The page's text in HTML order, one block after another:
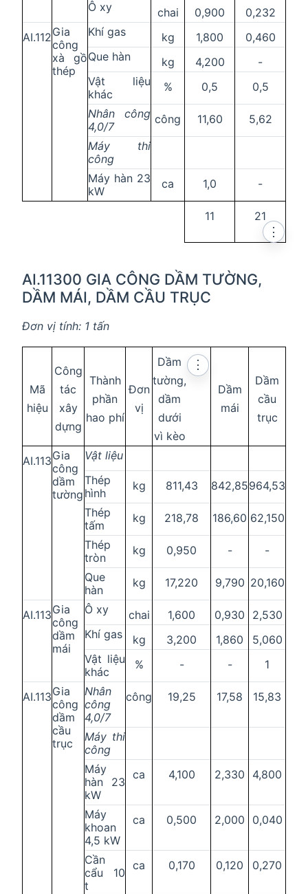
Ô xy chai 0,900
0,232
AI.112Gia
công
xà gồ
thép
Khí gas kg 1,800
0,460
Que hàn
kg 4,200
-
Vật liệu
khác
% 0,5
0,5
Nhân công
4,0/7
công 11,60
5,62
Máy thi
công
Máy hàn 23
kW
ca 1,0 -
11 21
AI.11300 GIA CÔNG DẦM TƯỜNG,
DẦM MÁI, DẦM CẦU TRỤC
⋮
Đơn vị tính: 1 tấn
Mã
hiệu
Công
tác
xây
dựng
Thành
phần
hao phí
Đơn
vị
Dầm
tường,
dầm
dưới
vì kèo
⋮
Dầm
mái
Dầm
cầu
trục
AI.113Gia
công
dầm
tường
Vật liệu
Thép
hình
kg 811,43 842,85964,53
Thép
tấm
kg 218,78 186,60 62,150
Thép
tròn
kg 0,950 -
-
Que
hàn
kg 17,220 9,790 20,160
AI.113Gia
công
dầm
mái
Ô xy chai 1,600 0,930
2,530
Khí gas
kg 3,200 1,860
5,060
Vật liệu
khác
% - - 1
AI.113Gia
công
dầm
cầu
trục
Nhân
công
4,0/7
công 19,25 17,58 15,83
Máy thi
công
Máy
hàn 23
kW
ca 4,100 2,330 4,800
Máy
khoan
4,5 kW
ca 0,500 2,000 0,040
Cần
cẩu 10
t
ca 0,170 0,120 0,270